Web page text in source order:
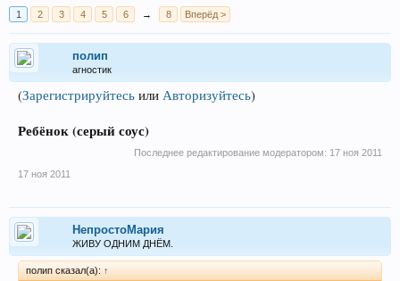
1 2 3 4 5 6 → 8 Вперёд >
полип
агностик
(Зарегистрируйтесь или Авторизуйтесь)
Ребёнок (серый соус)
Последнее редактирование модератором: 17 ноя 2011
17 ноя 2011
НепростоМария
ЖИВУ ОДНИМ ДНЁМ.
полип сказал(а): ↑